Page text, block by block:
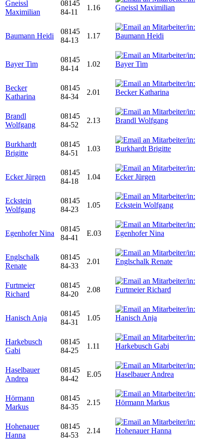
Gneissl
Maximilian
08145
84-11
1.16
Baumann Heidi
08145
84-13
1.17
Bayer Tim
08145
84-14
1.02
Becker
Katharina
08145
84-34
2.01
Brandl
Wolfgang
08145
84-52
2.13
Burkhardt
Brigitte
08145
84-51
1.03
Ecker Jürgen
08145
84-18
1.04
Eckstein
Wolfgang
08145
84-23
1.05
Egenhofer Nina
08145
84-41
E.03
Englschalk
Renate
08145
84-33
2.01
Furtmeier
Richard
08145
84-20
2.08
Hanisch Anja
08145
84-31
1.05
Harkebusch
Gabi
08145
84-25
1.11
Haselbauer
Andrea
08145
84-42
E.05
Hörmann
Markus
08145
84-35
2.15
Hohenauer
Hanna
08145
84-53
2.14